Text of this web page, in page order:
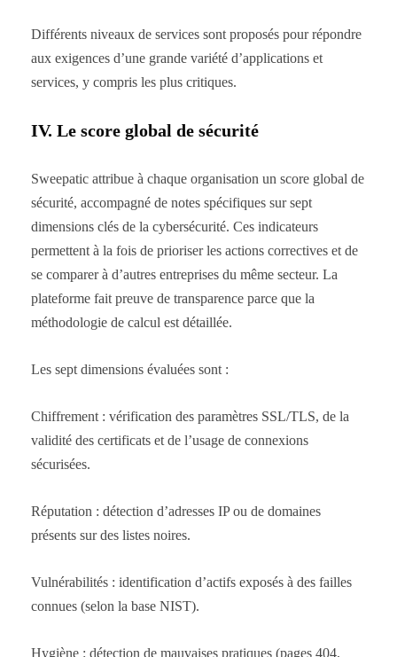
Différents niveaux de services sont proposés pour répondre
aux exigences d’une grande variété d’applications et
services, y compris les plus critiques.
IV. Le score global de sécurité
Sweepatic attribue à chaque organisation un score global de
sécurité, accompagné de notes spécifiques sur sept
dimensions clés de la cybersécurité. Ces indicateurs
permettent à la fois de prioriser les actions correctives et de
se comparer à d’autres entreprises du même secteur. La
plateforme fait preuve de transparence parce que la
méthodologie de calcul est détaillée.
Les sept dimensions évaluées sont :
Chiffrement : vérification des paramètres SSL/TLS, de la
validité des certificats et de l’usage de connexions
sécurisées.
Réputation : détection d’adresses IP ou de domaines
présents sur des listes noires.
Vulnérabilités : identification d’actifs exposés à des failles
connues (selon la base NIST).
Hygiène : détection de mauvaises pratiques (pages 404,